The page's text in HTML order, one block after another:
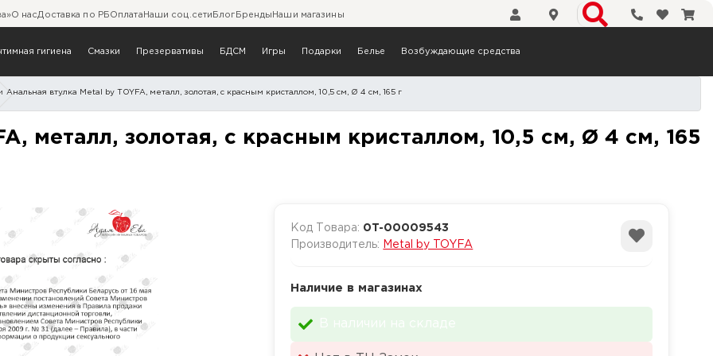
О насДоставка по РБ Оплата Наши соц.сети Блог Бренды Наши магазины Телефоны
гигиена Смазки Презервативы БДСМ Игры Подарки Белье Возбуждающие средства
Анальная втулка Metal by TOYFA, металл, золотая, с красным кристаллом, 10,5 см, Ø 4 см, 165 г
TOYFA, металл, золотая, с красным кристаллом,
металл, золотая, с красным кристаллом, 10,5 см, Ø 4 см, 165
Код Товара: 0T-00009543
Производитель:
Metal by TOYFA
Наличие в магазинах